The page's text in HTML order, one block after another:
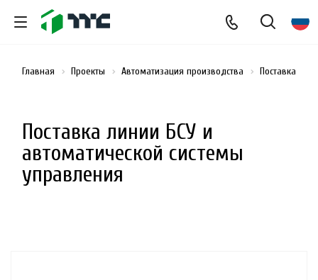
Поставка линии БСУ и
автоматической системы
управления
Главная Проекты Автоматизация производства Поставка